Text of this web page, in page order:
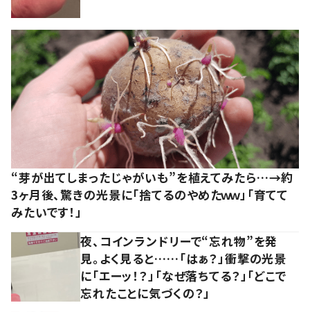
“芽が出てしまったじゃがいも”を植えてみたら…→約
3ヶ月後、驚きの光景に「捨てるのやめたｗｗ」「育てて
みたいです！」
夜、コインランドリーで“忘れ物”を発
見。よく見ると……「はぁ？」衝撃の光景
に「エーッ！？」「なぜ落ちてる？」「どこで
忘れたことに気づくの？」